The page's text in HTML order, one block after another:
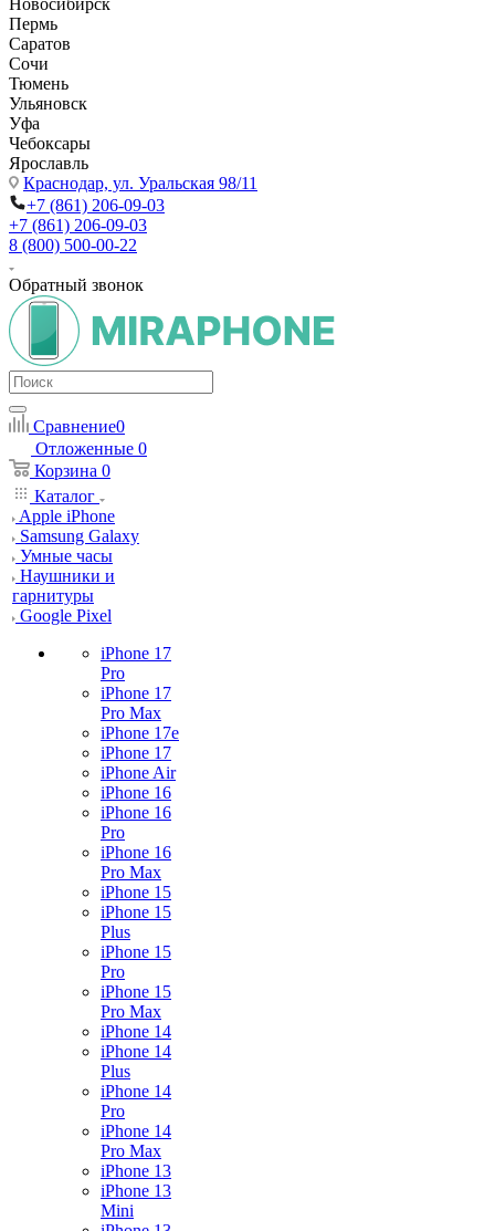
Новосибирск
Пермь
Саратов
Сочи
Тюмень
Ульяновск
Уфа
Чебоксары
Ярославль
Краснодар, ул. Уральская 98/11
+7 (861) 206-09-03
+7 (861) 206-09-03
8 (800) 500-00-22
Обратный звонок
Сравнение0
Отложенные 0
Корзина 0
Каталог
Apple iPhone
Samsung Galaxy
Умные часы
Наушники и
гарнитуры
Google Pixel
iPhone 17
Pro
iPhone 17
Pro Max
iPhone 17e
iPhone 17
iPhone Air
iPhone 16
iPhone 16
Pro
iPhone 16
Pro Max
iPhone 15
iPhone 15
Plus
iPhone 15
Pro
iPhone 15
Pro Max
iPhone 14
iPhone 14
Plus
iPhone 14
Pro
iPhone 14
Pro Max
iPhone 13
iPhone 13
Mini